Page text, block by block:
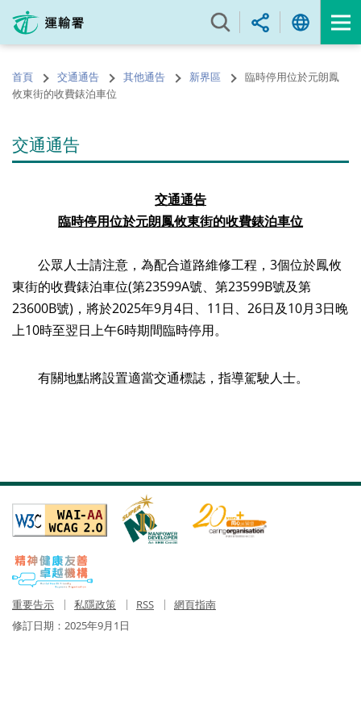
內
的
開
首頁 交通通告 其他通告 新界區
臨時停用位於元朗鳳
攸東街的收費錶泊車位
交通通告
交通通告
臨時停用位於元朗鳳攸東街的收費錶泊車位
公眾人士請注意，為配合道路維修工程，3個位於鳳攸
東街的收費錶泊車位(第23599A號、第23599B號及第
23600B號)，將於2025年9月4日、11日、26日及10月3日晚
上10時至翌日上午6時期間臨時停用。
有關地點將設置適當交通標誌，指導駕駛人士。
重要告示 私隱政策 RSS
網頁指南
修訂日期： 2025年9月1日